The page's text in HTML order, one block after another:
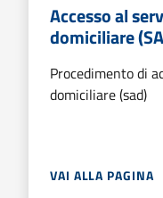
Accesso al
domiciliare
Procedimento di
domiciliare (sad)
VAI ALLA PAGINA